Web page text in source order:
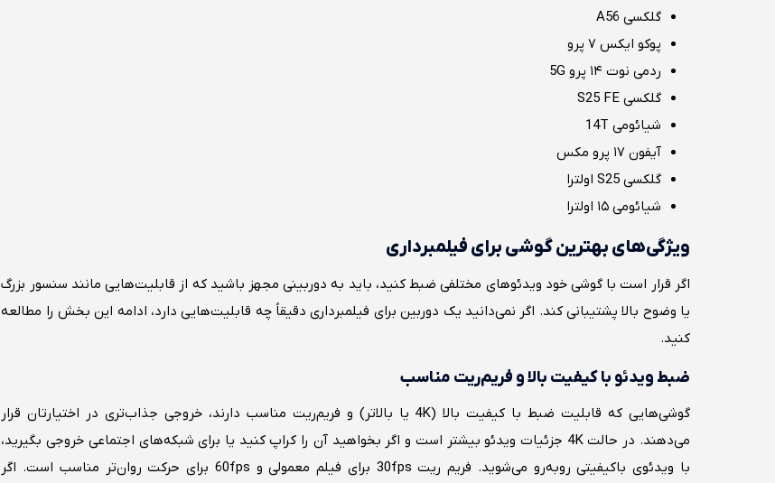
گلکسی A56
پوکو ایکس ۷ پرو
ردمی نوت ۱۴ پرو 5G
گلکسی S25 FE
شیائومی 14T
آیفون ۱۷ پرو مکس
گلکسی S25 اولترا
شیائومی ۱۵ اولترا
ویژگی‌های بهترین گوشی برای فیلمبرداری
اگر قرار است با گوشی خود ویدئوهای مختلفی ضبط کنید، باید به دوربینی مجهز باشید که از قابلیت‌هایی مانند سنسور بزرگ
یا وضوح بالا پشتیبانی کند. اگر نمی‌دانید یک دوربین برای فیلمبرداری دقیقاً چه قابلیت‌هایی دارد، ادامه این بخش را مطالعه
کنید.
ضبط ویدئو با کیفیت بالا و فریم‌ریت مناسب
گوشی‌هایی که قابلیت ضبط با کیفیت بالا (4K یا بالاتر) و فریم‌ریت مناسب دارند، خروجی جذاب‌تری در اختیارتان قرار
می‌دهند. در حالت 4K جزئیات ویدئو بیشتر است و اگر بخواهید آن را کراپ کنید یا برای شبکه‌های اجتماعی خروجی بگیرید،
با ویدئوی باکیفیتی روبه‌رو می‌شوید. فریم ریت 30fps برای فیلم معمولی و 60fps برای حرکت روان‌تر مناسب است. اگر